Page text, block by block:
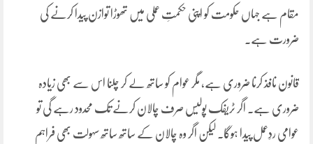
مقام ہے جہاں حکومت کو اپنی حکمتِ عملی میں تھوڑا توازن پیدا کرنے کی
ضرورت ہے۔
قانون نافذ کرنا ضروری ہے، مگر عوام کو ساتھ لے کر چلنا اس سے بھی زیادہ
ضروری ہے۔ اگر ٹریفک پولیس صرف چالان کرنے تک محدود رہے گی تو
عوامی ردِعمل پیدا ہوگا۔ لیکن اگر وہ چالان کے ساتھ ساتھ سہولت بھی فراہم